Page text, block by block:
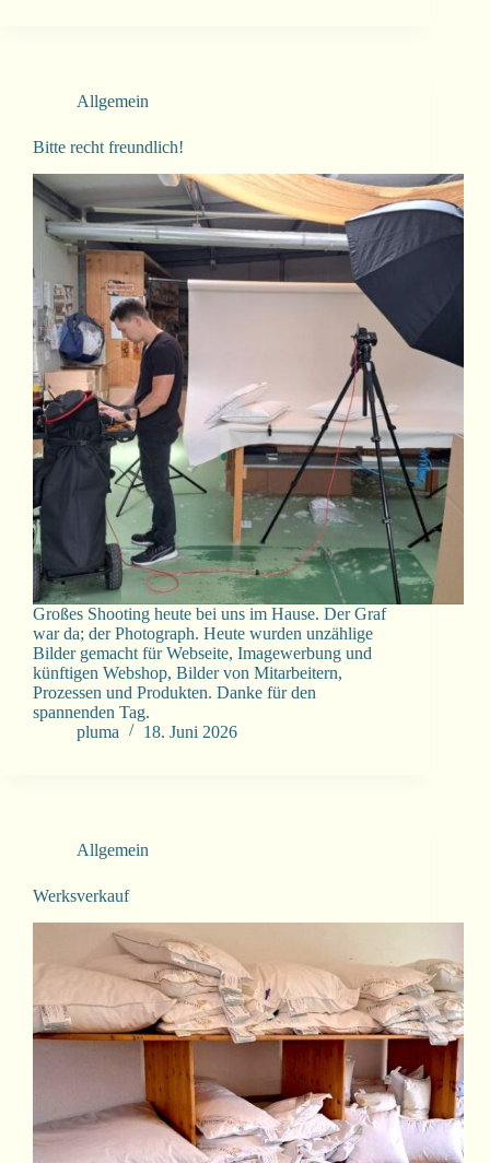
Allgemein
Bitte recht freundlich!
Großes Shooting heute bei uns im Hause. Der Graf
war da; der Photograph. Heute wurden unzählige
Bilder gemacht für Webseite, Imagewerbung und
künftigen Webshop, Bilder von Mitarbeitern,
Prozessen und Produkten. Danke für den
spannenden Tag.
pluma
18. Juni 2026
Allgemein
Werksverkauf